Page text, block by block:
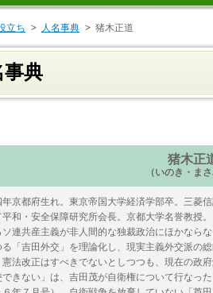
立ち 人名事典 猪木正道
事典
猪木正
（いのき・まさ
京都府生れ。東京帝国大学経済学部卒。三菱
和・安全保障研究所会長。京都大学名誉教授。
連共産主義が非人間的な独裁政治にほかなら
「吉田外交」を理論化し、現実主義外交派の
法改正はすべきでないとしつつも、現在の政
できない」は、吉田茂が自衛権について行なっ